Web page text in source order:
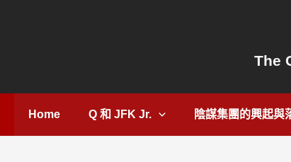
The
Home Q 和 JFK Jr. 陰謀集團的興起與